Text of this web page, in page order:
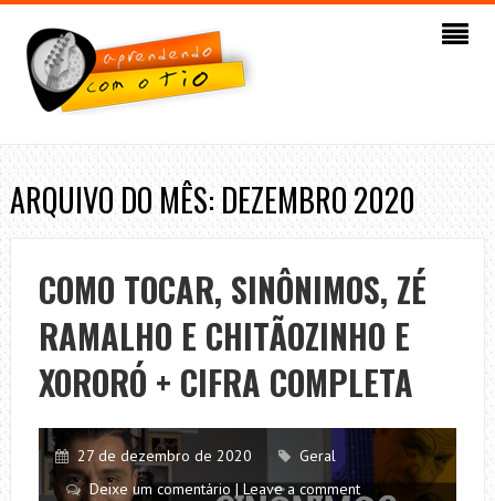
ARQUIVO DO MÊS: DEZEMBRO 2020
COMO TOCAR, SINÔNIMOS, ZÉ
RAMALHO E CHITÃOZINHO E
XORORÓ + CIFRA COMPLETA
27 de dezembro de 2020
Geral
Deixe um comentário | Leave a comment